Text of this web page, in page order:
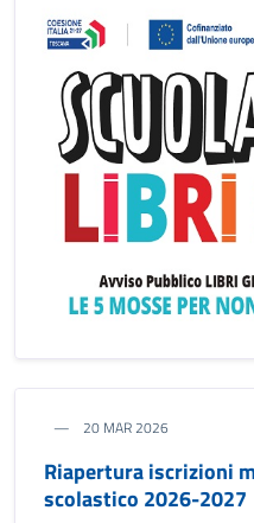
20 MAR 2026
Riapertura iscrizioni
scolastico 2026-2027